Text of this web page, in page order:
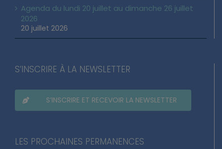
Agenda du lundi 20 juillet au dimanche 26 juillet
2026
20 juillet 2026
S’INSCRIRE À LA NEWSLETTER
S’INSCRIRE ET RECEVOIR LA NEWSLETTER
LES PROCHAINES PERMANENCES